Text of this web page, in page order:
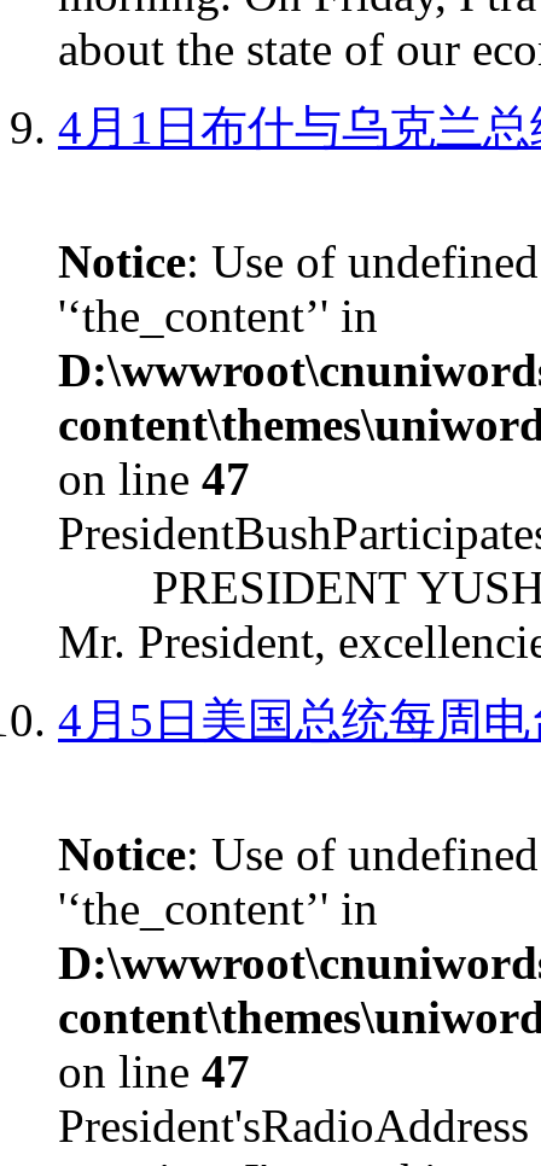
about the state of our
4月1日布什与乌克兰
Notice: Use of
'‘the_content’' in
on line 47
PRESIDENT
Mr. President,
4月5日美国总统每周
Notice: Use of
'‘the_content’' in
on line 47